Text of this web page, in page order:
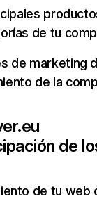
de tu
de marketing
de la
de
de tu web